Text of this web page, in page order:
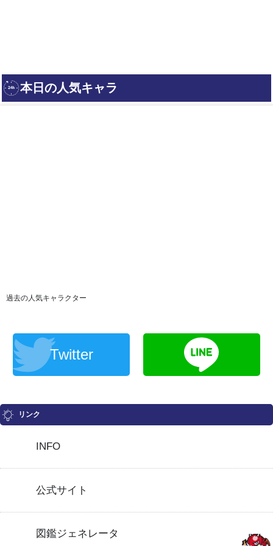
過去の人気キャラクター
Twitter
リンク
INFO
公式サイト
図鑑ジェネレータ